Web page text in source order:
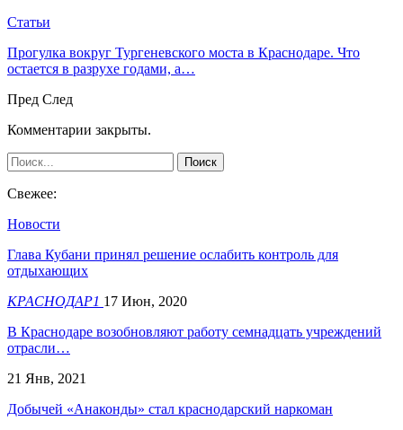
Статьи
Прогулка вокруг Тургеневского моста в Краснодаре. Что
остается в разрухе годами, а…
Пред След
Комментарии закрыты.
Свежее:
Новости
Глава Кубани принял решение ослабить контроль для
отдыхающих
КРАСНОДАР1 17 Июн, 2020
В Краснодаре возобновляют работу семнадцать учреждений
отрасли…
21 Янв, 2021
Добычей «Анаконды» стал краснодарский наркоман